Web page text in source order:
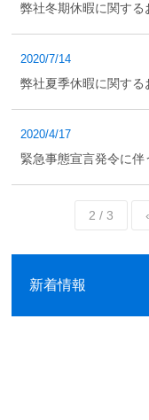
弊社冬期休暇に関する
2020/7/14
弊社夏季休暇に関する
2020/4/17
緊急事態宣言発令に
2 / 3
新着情報